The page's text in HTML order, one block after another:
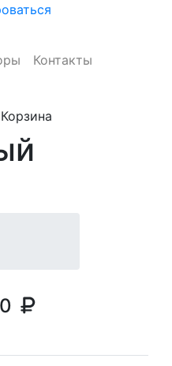
Контакты
Корзина